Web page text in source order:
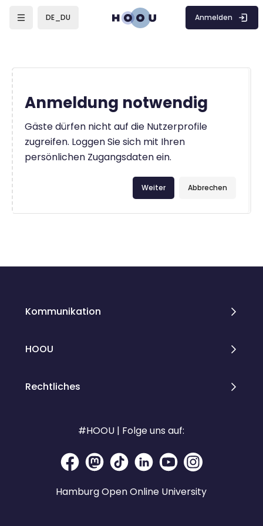
DE_DU Anmelden
Anmeldung notwendig
Gäste dürfen nicht auf die Nutzerprofile
zugreifen. Loggen Sie sich mit Ihren
persönlichen Zugangsdaten ein.
Abbrechen
Weiter
Kommunikation
HOOU
Rechtliches
#HOOU | Folge uns auf:
Hamburg Open Online University